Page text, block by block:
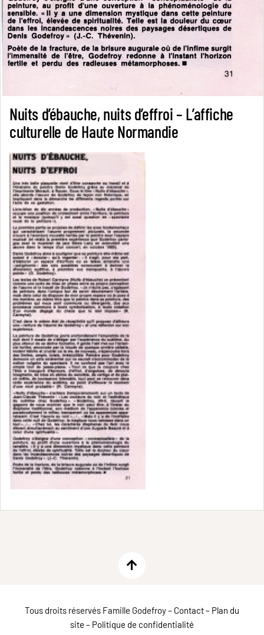
Nuits d’ébauche, nuits d’effroi – L’affiche
culturelle de Haute Normandie
Tous droits réservés Famille Godefroy – Contact– Plan du
site – Politique de confidentialité